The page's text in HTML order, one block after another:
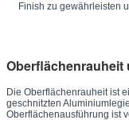
Finish zu gewährleisten
Die Oberflächenrauheit ist
geschnitzten
Oberflächenausführung ist